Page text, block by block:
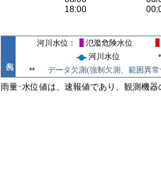
河川水位 氾濫危険水位
河川水位
*
**
データ欠測(強制欠測、範囲異常
雨量･水位値は、速報値であり、観測機